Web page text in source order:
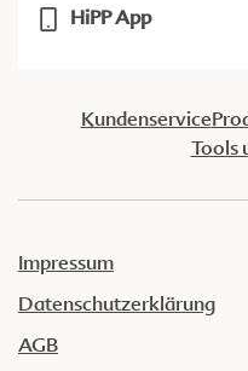
HiPP App
Kundenservice
Tools
Impressum
Datenschutzerklärung
AGB